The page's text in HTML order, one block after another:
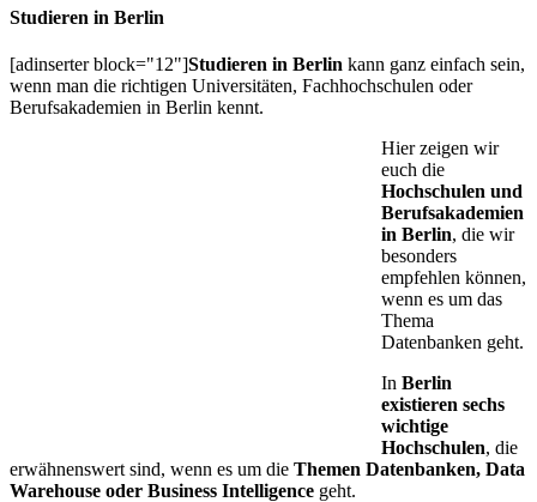
Studieren in Berlin
[adinserter block="12"]Studieren in Berlin kann ganz einfach sein,
wenn man die richtigen Universitäten, Fachhochschulen oder
Berufsakademien in Berlin kennt.
Hier zeigen wir
euch die
Hochschulen und
Berufsakademien
in Berlin, die wir
besonders
empfehlen können,
wenn es um das
Thema
Datenbanken geht.
In Berlin
existieren sechs
wichtige
Hochschulen, die
erwähnenswert sind, wenn es um die Themen Datenbanken, Data
Warehouse oder Business Intelligence geht.